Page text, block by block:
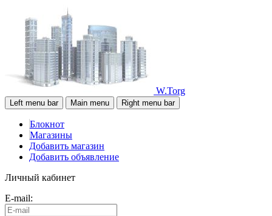
W.Torg
Left menu bar Main menu Right menu bar
Блокнот
Магазины
Добавить магазин
Добавить объявление
Личный кабинет
E-mail: